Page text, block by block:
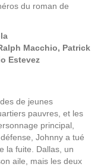
du roman de
Macchio, Patrick
Estevez
de jeunes
pauvres, et les
principal,
Johnny a tué
la fuite. Dallas, un
aile, mais les deux